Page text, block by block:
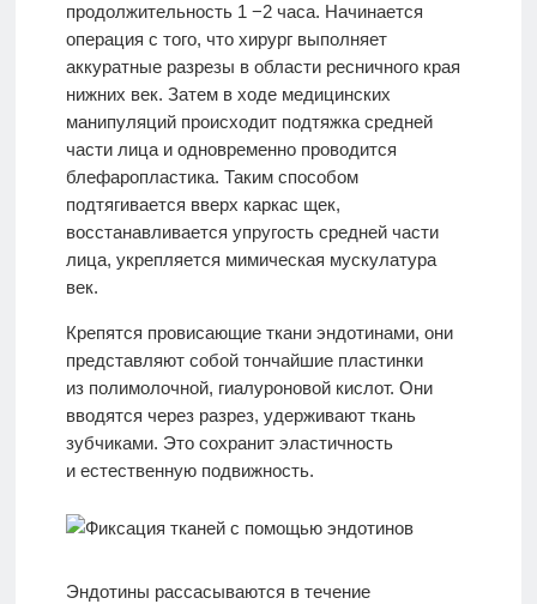
продолжительность 1 −2 часа. Начинается
операция с того, что хирург выполняет
аккуратные разрезы в области ресничного края
нижних век. Затем в ходе медицинских
манипуляций происходит подтяжка средней
части лица и одновременно проводится
блефаропластика. Таким способом
подтягивается вверх каркас щек,
восстанавливается упругость средней части
лица, укрепляется мимическая мускулатура
век.
Крепятся провисающие ткани эндотинами, они
представляют собой тончайшие пластинки
из полимолочной, гиалуроновой кислот. Они
вводятся через разрез, удерживают ткань
зубчиками. Это сохранит эластичность
и естественную подвижность.
Эндотины рассасываются в течение